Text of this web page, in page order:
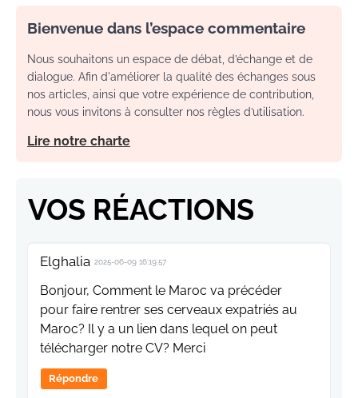
Bienvenue dans l’espace commentaire
Nous souhaitons un espace de débat, d’échange et de
dialogue. Afin d'améliorer la qualité des échanges sous
nos articles, ainsi que votre expérience de contribution,
nous vous invitons à consulter nos règles d’utilisation.
Lire notre charte
VOS RÉACTIONS
Elghalia 2025-06-09 16:19:57
Bonjour, Comment le Maroc va précéder
pour faire rentrer ses cerveaux expatriés au
Maroc? Il y a un lien dans lequel on peut
télécharger notre CV? Merci
Répondre